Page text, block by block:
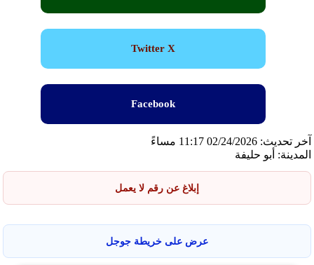
Twitter X
Facebook
آخر تحديث: 02/24/2026 11:17 مساءً
المدينة: أبو حليفة
إبلاغ عن رقم لا يعمل
عرض على خريطة جوجل